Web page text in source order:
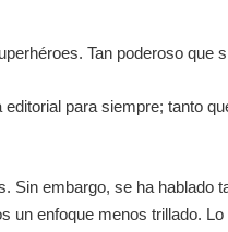
Tan poderoso que
para siempre; tanto
Sin embargo, se ha hablado
un enfoque menos trillado.